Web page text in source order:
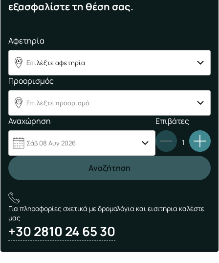
εξασφαλίστε τη θέση σας.
Για πληροφορίες σχετικά με δρομολόγια και εισιτήρια καλέστε
μας
+30 2810 24 65 30
Αφετηρία
A Επιλέξτε αφετηρία
Προορισμός
B Επιλέξτε προορισμό
Αναχώρηση
Σάβ 08 Αυγ 2026
Επιβάτες
1
Αναζήτηση